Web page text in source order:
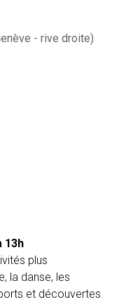
- rive droite)
13h
plus
la danse, les
et découvertes